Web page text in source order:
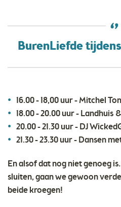
BurenLiefde
16.00 - 18,00 uur - Mitchel
18.00 - 20.00 uur - Landhuis
20.00 - 21.30 uur - DJ
21.30 - 23.30 uur - Dansen
En alsof dat nog niet genoeg
sluiten, gaan we gewoon
beide kroegen!